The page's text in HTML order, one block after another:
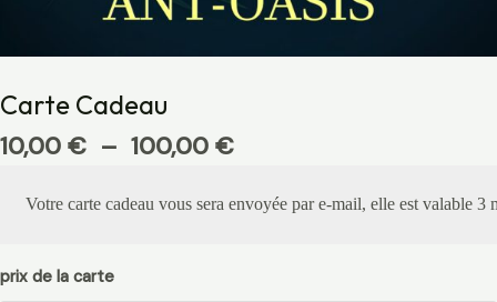
Carte Cadeau
10,00 € – 100,00 €
Votre carte cadeau vous sera envoyée par e-mail, elle est valable 3
prix de la carte